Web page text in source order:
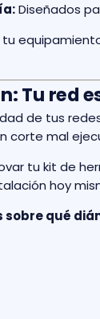
Diseñados
tu
Tu red
de tus
corte mal
tu kit de
hoy
sobre qué